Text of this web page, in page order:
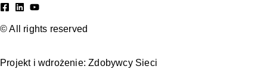
© All rights reserved
Projekt i wdrożenie:Zdobywcy Sieci